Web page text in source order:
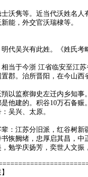
沃隽等。近当代沃姓名人
能，外交官沃瑞棣等。
代吴兴有此姓。《姓氏考
当于今浙 江省临安至江苏
郡。治所晋阳，在今山西
以监察御史左迁内乡知事
他建的。积谷10万石备赈
吴兴、太原。
：江苏分旧派，红谷树新
恢阙绪，忠厚启其昌，中
勉学庆扬芳，奕世人文振